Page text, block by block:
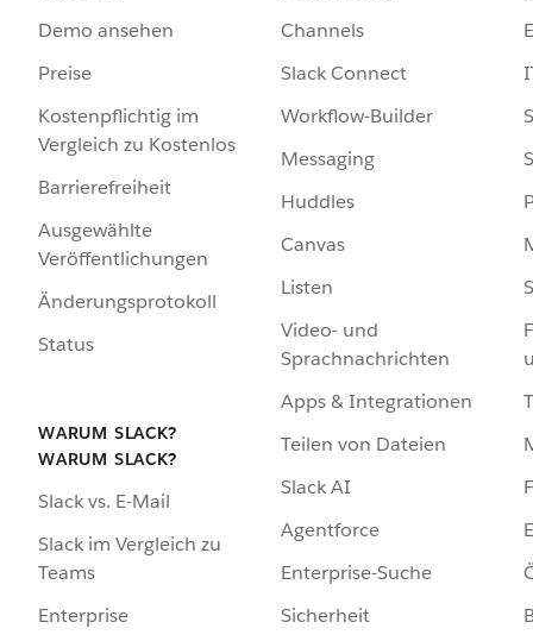
Demo ansehen
Preise
Kostenpflichtig im
Vergleich zu Kostenlos
Barrierefreiheit
Ausgewählte
Veröffentlichungen
Änderungsprotokoll
Status
WARUM SLACK?
WARUM SLACK?
Slack vs. E-Mail
Slack im Vergleich zu
Teams
Enterprise
Channels
Slack Connect
Workflow-Builder
Messaging
Huddles
Canvas
Listen
Video- und
Sprachnachrichten
Apps & Integrationen
Teilen von Dateien
Slack AI
Agentforce
Enterprise-Suche
Sicherheit